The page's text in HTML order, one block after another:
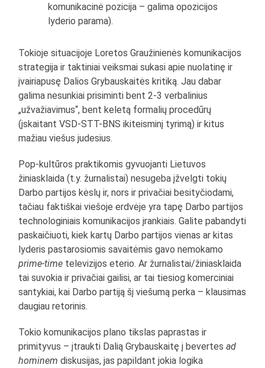
komunikacinė pozicija – galima opozicijos
lyderio parama).
Tokioje situacijoje Loretos Graužinienės komunikacijos
strategija ir taktiniai veiksmai sukasi apie nuolatinę ir
įvairiapusę Dalios Grybauskaitės kritiką. Jau dabar
galima nesunkiai prisiminti bent 2-3 verbalinius
„užvažiavimus“, bent keletą formalių procedūrų
(įskaitant VSD-STT-BNS ikiteisminį tyrimą) ir kitus
mažiau viešus judesius.
Pop-kultūros praktikomis gyvuojanti Lietuvos
žiniasklaida (t.y. žurnalistai) nesugeba įžvelgti tokių
Darbo partijos kėslų ir, nors ir privačiai besityčiodami,
tačiau faktiškai viešoje erdvėje yra tapę Darbo partijos
technologiniais komunikacijos įrankiais. Galite pabandyti
paskaičiuoti, kiek kartų Darbo partijos vienas ar kitas
lyderis pastarosiomis savaitėmis gavo nemokamo
prime-time televizijos eterio. Ar žurnalistai/žiniasklaida
tai suvokia ir privačiai gailisi, ar tai tiesiog komerciniai
santykiai, kai Darbo partiją šį viešumą perka – klausimas
daugiau retorinis.
Tokio komunikacijos plano tikslas paprastas ir
primityvus – įtraukti Dalią Grybauskaitę į bevertesad
hominem diskusijas, jas papildant jokia logika